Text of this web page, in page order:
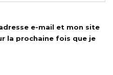
e-mail et mon site
la prochaine fois que je